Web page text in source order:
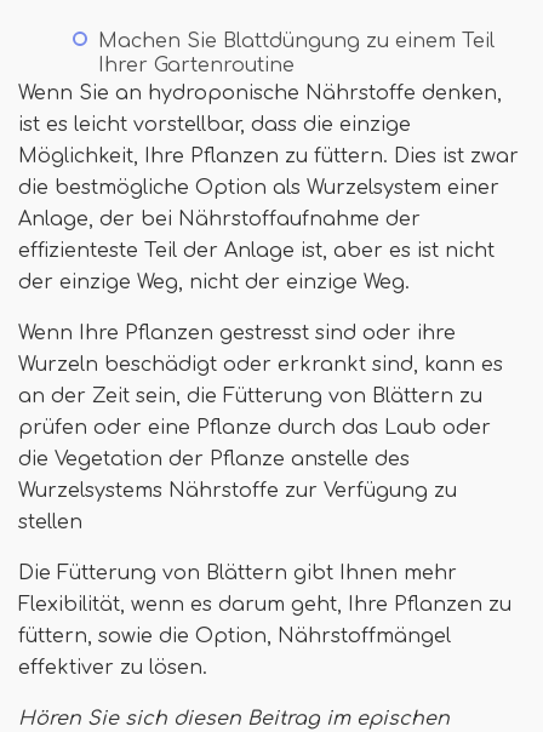
Machen Sie Blattdüngung zu einem Teil
Ihrer Gartenroutine
Wenn Sie an hydroponische Nährstoffe denken,
ist es leicht vorstellbar, dass die einzige
Möglichkeit, Ihre Pflanzen zu füttern. Dies ist zwar
die bestmögliche Option als Wurzelsystem einer
Anlage, der bei Nährstoffaufnahme der
effizienteste Teil der Anlage ist, aber es ist nicht
der einzige Weg, nicht der einzige Weg.
Wenn Ihre Pflanzen gestresst sind oder ihre
Wurzeln beschädigt oder erkrankt sind, kann es
an der Zeit sein, die Fütterung von Blättern zu
prüfen oder eine Pflanze durch das Laub oder
die Vegetation der Pflanze anstelle des
Wurzelsystems Nährstoffe zur Verfügung zu
stellen
Die Fütterung von Blättern gibt Ihnen mehr
Flexibilität, wenn es darum geht, Ihre Pflanzen zu
füttern, sowie die Option, Nährstoffmängel
effektiver zu lösen.
Hören Sie sich diesen Beitrag im epischen